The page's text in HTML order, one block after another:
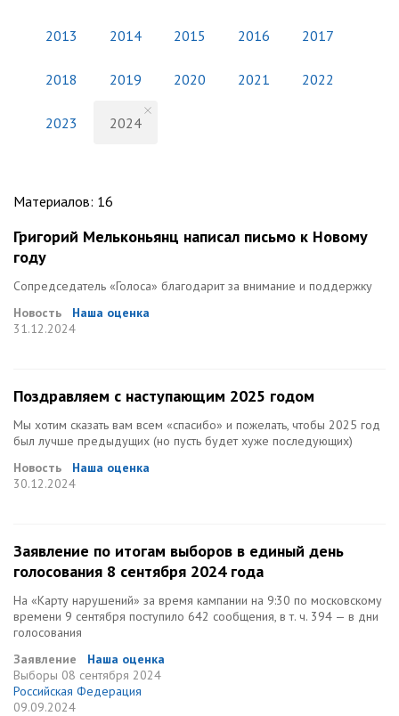
2013 2014 2015 2016 2017
2018 2019 2020 2021 2022
2023 2024
Материалов: 16
Григорий Мельконьянц написал письмо к Новому
году
Сопредседатель «Голоса» благодарит за внимание и поддержку
Новость
Наша оценка
31.12.2024
Поздравляем с наступающим 2025 годом
Мы хотим сказать вам всем «спасибо» и пожелать, чтобы 2025 год
был лучше предыдущих (но пусть будет хуже последующих)
Новость
Наша оценка
30.12.2024
Заявление по итогам выборов в единый день
голосования 8 сентября 2024 года
На «Карту нарушений» за время кампании на 9:30 по московскому
времени 9 сентября поступило 642 сообщения, в т. ч. 394 — в дни
голосования
Заявление
Наша оценка
Выборы 08 сентября 2024
Российская Федерация
09.09.2024